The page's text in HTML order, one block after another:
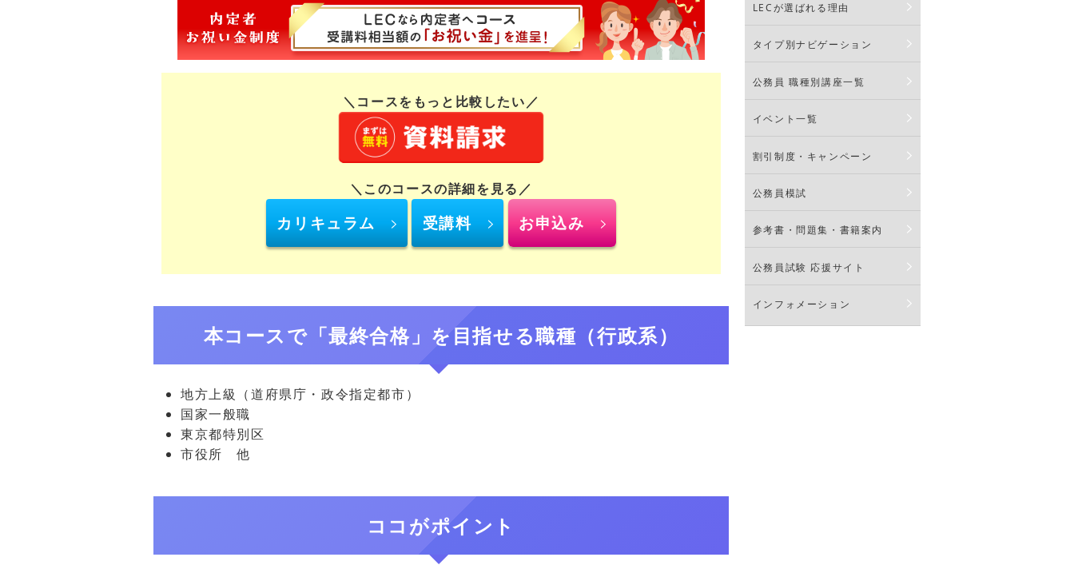
＼コースをもっと比較したい／
＼このコースの詳細を見る／
カリキュラム 受講料 お申込み
本コースで「最終合格」を目指せる職種（行政系）
地方上級（道府県庁・政令指定都市）
国家一般職
東京都特別区
市役所 他
ココがポイント
LECが選ばれる理由
タイプ別ナビゲーション
公務員 職種別講座一覧
イベント一覧
割引制度・キャンペーン
公務員模試
参考書・問題集・書籍案内
公務員試験 応援サイト
インフォメーション